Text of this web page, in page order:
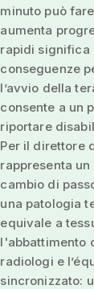
minuto può
aumenta
rapidi significa
conseguenze
l’avvio della
consente a un
riportare
Per il direttore
rappresenta
cambio di
una patologia
equivale a
l'abbattimento
radiologi e
sincronizzato: